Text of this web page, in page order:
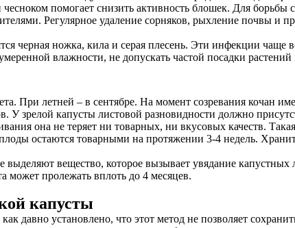
помогает снизить активность блошек. Для
Регулярное удаление сорняков, рыхление почвы и
черная ножка, кила и серая плесень. Эти инфекции
влажности, не допускать частой посадки
При летней – в сентябре. На момент созревания кочан
У зрелой капусты листовой разновидности должно
она не теряет ни товарных, ни вкусовых качеств.
остаются товарными на протяжении 3-4 недель.
выделяют вещество, которое вызывает увядание капустных
может пролежать вплоть до 4 месяцев.
капусты
давно установлено, что этот метод не позволяет